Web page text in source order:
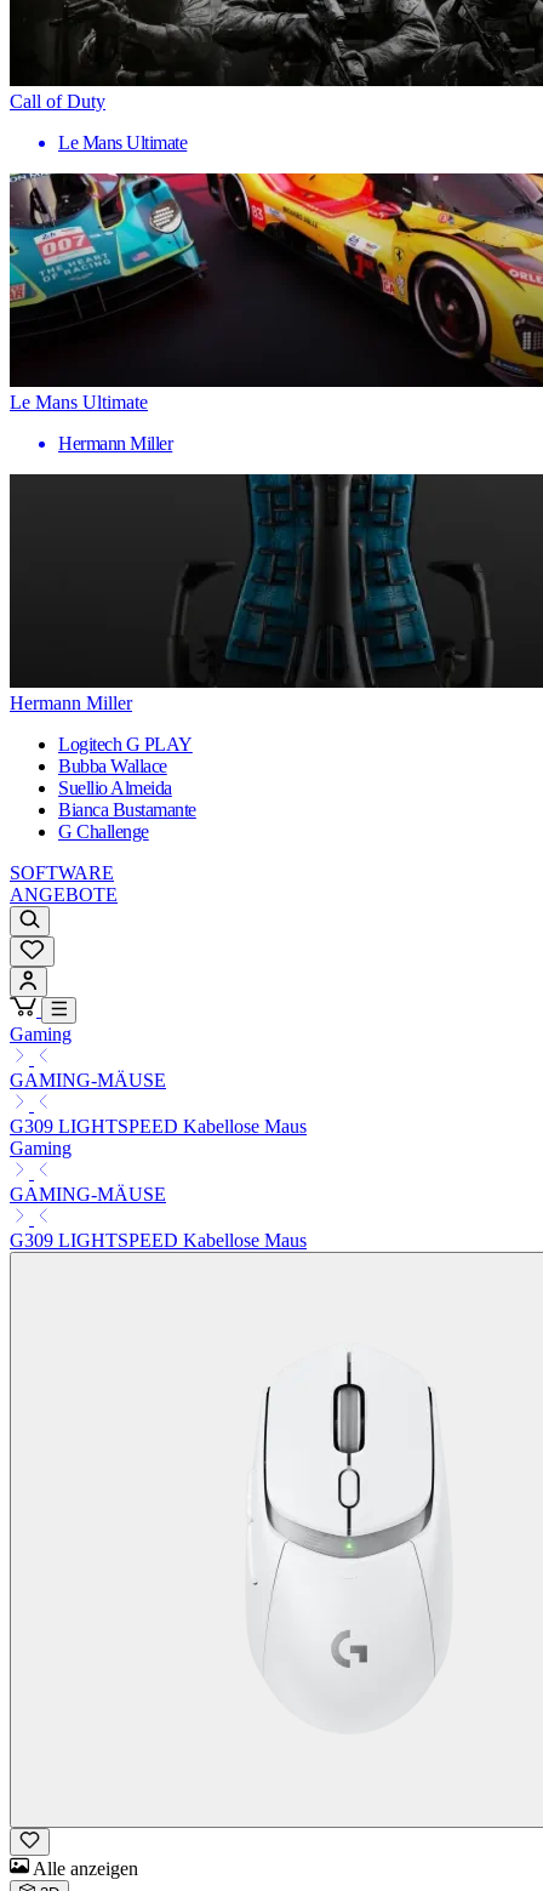
Call of Duty
Le Mans Ultimate
Le Mans Ultimate
Hermann Miller
Hermann Miller
Logitech G PLAY
Bubba Wallace
Suellio Almeida
Bianca Bustamante
G Challenge
SOFTWARE
ANGEBOTE
Gaming
GAMING-MÄUSE
G309 LIGHTSPEED Kabellose Maus
Gaming
GAMING-MÄUSE
G309 LIGHTSPEED Kabellose Maus
Alle anzeigen